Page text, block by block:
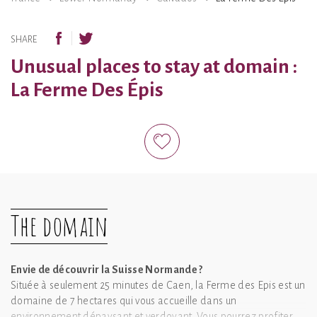
SHARE
Unusual places to stay at domain :
La Ferme Des Épis
The domain
Envie de découvrir la Suisse Normande ?
Située à seulement 25 minutes de Caen, la Ferme des Epis est un
domaine de 7 hectares qui vous accueille dans un